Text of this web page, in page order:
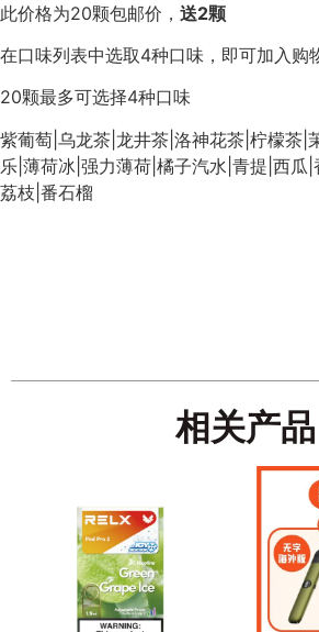
此价格为20颗包邮价， 送2颗
在口味列表中选取4种口味，即可加入购
20颗最多可选择4种口味
紫葡萄|乌龙茶|龙井茶|洛神花茶|柠檬茶|
乐|薄荷冰|强力薄荷|橘子汽水|青提|西瓜|
荔枝|番石榴
相关产品